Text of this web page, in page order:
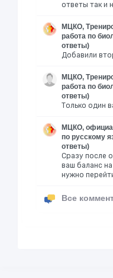
ответы так и
МЦКО,
работа по
ответы)
Добавили
МЦКО,
работа по
ответы)
Только один
МЦКО,
по русскому
ответы)
Сразу после
ваш баланс
нужно
Все